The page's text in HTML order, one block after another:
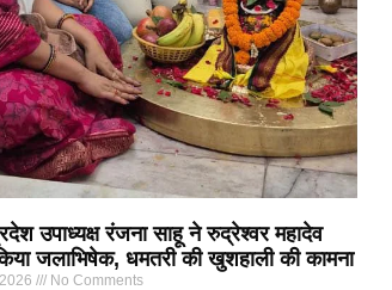
उपाध्यक्ष रंजना साहू ने रुद्रेश्वर महादेव
जलाभिषेक, धमतरी की खुशहाली की कामना
No Comments